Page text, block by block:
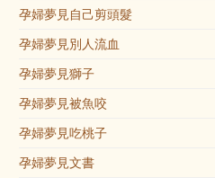
孕婦夢見自己剪頭髮
孕婦夢見別人流血
孕婦夢見獅子
孕婦夢見被魚咬
孕婦夢見吃桃子
孕婦夢見文書